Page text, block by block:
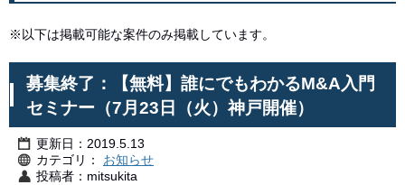
※以下は掲載可能な案件のみ掲載しています。
募集終了：【無料】誰にでもわかるM&A入門
セミナー（7月23日（火）神戸開催）
更新日：2019.5.13
カテゴリ： お知らせ
投稿者：mitsukita